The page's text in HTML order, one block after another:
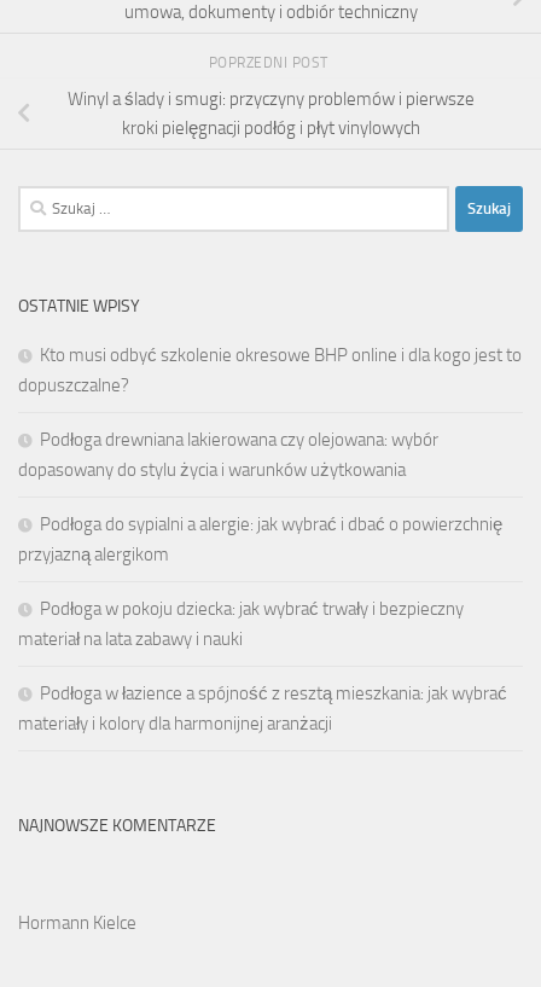
umowa, dokumenty i odbiór techniczny
POPRZEDNI POST
Winyl a ślady i smugi: przyczyny problemów i pierwsze
kroki pielęgnacji podłóg i płyt vinylowych
Szukaj:
OSTATNIE WPISY
Kto musi odbyć szkolenie okresowe BHP online i dla kogo jest to
dopuszczalne?
Podłoga drewniana lakierowana czy olejowana: wybór
dopasowany do stylu życia i warunków użytkowania
Podłoga do sypialni a alergie: jak wybrać i dbać o powierzchnię
przyjazną alergikom
Podłoga w pokoju dziecka: jak wybrać trwały i bezpieczny
materiał na lata zabawy i nauki
Podłoga w łazience a spójność z resztą mieszkania: jak wybrać
materiały i kolory dla harmonijnej aranżacji
NAJNOWSZE KOMENTARZE
Hormann Kielce